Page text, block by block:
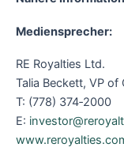
Mediensprecher:
RE Royalties Ltd.
Talia Beckett, VP
T: (778) 374‐2000
E: